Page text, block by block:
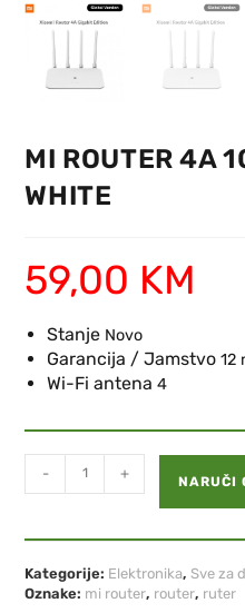
MI ROUTER 4A
WHITE
59,00 KM
Stanje Novo
Garancija / Jamstvo12
Wi-Fi antena4
- + NARUČI
Kategorije: Elektronika, Sve za
Oznake: mi router, router, ruter